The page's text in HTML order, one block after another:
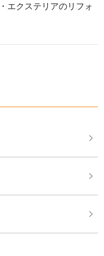
エクステリアのリフォ